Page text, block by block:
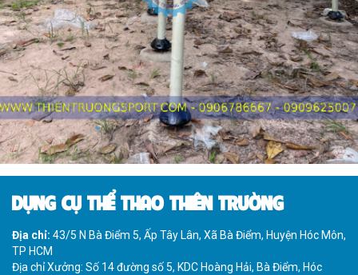
DỤNG CỤ THỂ THAO THIÊN TRƯỜNG
Địa chỉ: 43/5 N Bà Điểm 5, Ấp Tây Lân, Xã Bà Điểm, Huyện Hóc Môn,
TP HCM
Địa chỉ Xưởng: Số 14 đường số 5, KDC Hoàng Hải, Bà Điểm, Hóc